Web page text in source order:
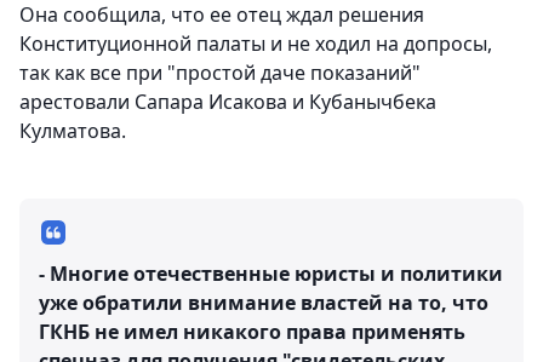
Она сообщила, что ее отец ждал решения
Конституционной палаты и не ходил на допросы,
так как все при "простой даче показаний"
арестовали Сапара Исакова и Кубанычбека
Кулматова.
- Многие отечественные юристы и политики
уже обратили внимание властей на то, что
ГКНБ не имел никакого права применять